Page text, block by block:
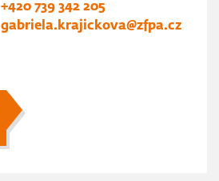
+420 739 342 205
gabriela.krajickova@zfpa.cz